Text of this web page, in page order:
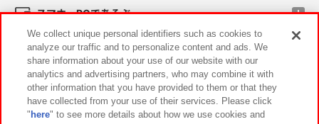
スマホ・PCであそぶ
イベント・キャンペーン
We collect unique personal identifiers such as cookies to
analyze our traffic and to personalize content and ads. We
share information about your use of our website with our
analytics and advertising partners, who may combine it with
other information that you have provided to them or that they
have collected from your use of their services. Please click
" here" to see more details about how we use cookies and